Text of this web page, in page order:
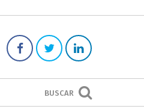
BUSCAR